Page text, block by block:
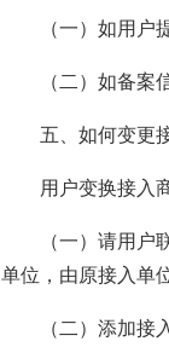
（一）如用户
（二）如备案
五、如何变更
用户变换接入
（一）请用
单位，由原接入单
（二）添加